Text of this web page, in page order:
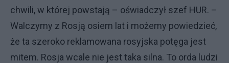
chwili, w której powstają – oświadczył szef HUR. –
Walczymy z Rosją osiem lat i możemy powiedzieć,
że ta szeroko reklamowana rosyjska potęga jest
mitem. Rosja wcale nie jest taka silna. To orda ludzi